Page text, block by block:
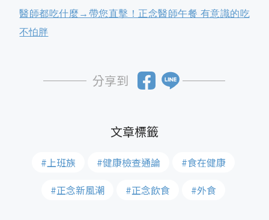
醫師都吃什麼→帶您直擊！正念醫師午餐 有意識的吃
不怕胖
分享到
#上班族 #健康檢查通論
#食在健康
#正念新風潮
#正念飲食 #外食